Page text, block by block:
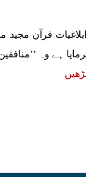
قرآن مجید
ہے وہ